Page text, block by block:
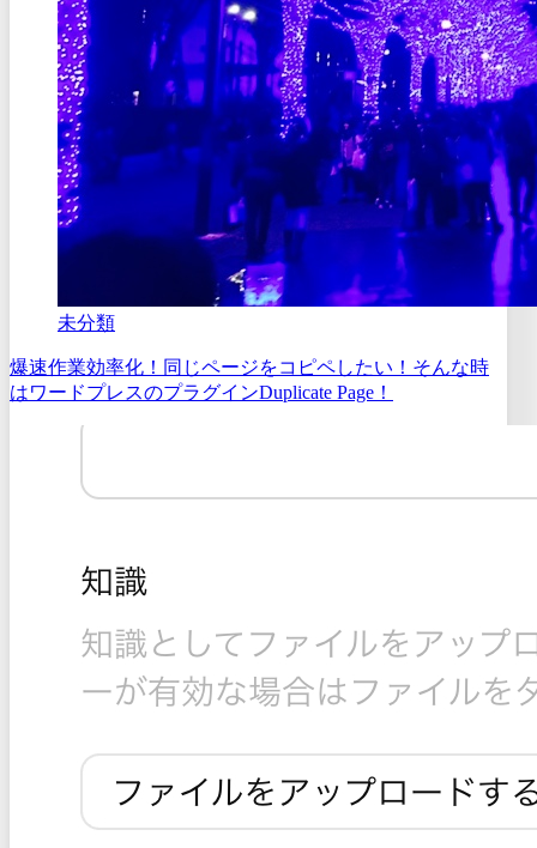
未分類
爆速作業効率化！同じページをコピペしたい！そんな時
はワードプレスのプラグインDuplicate Page！